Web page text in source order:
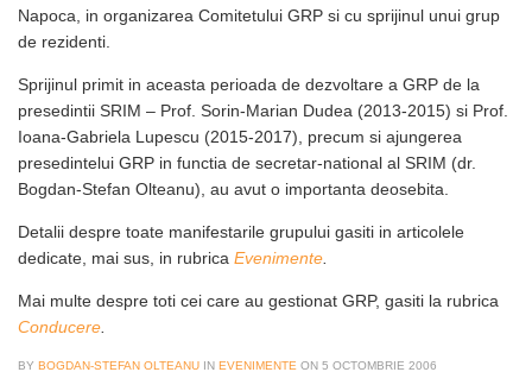
Napoca, in organizarea Comitetului GRP si cu sprijinul unui grup
de rezidenti.
Sprijinul primit in aceasta perioada de dezvoltare a GRP de la
presedintii SRIM – Prof. Sorin-Marian Dudea (2013-2015) si Prof.
Ioana-Gabriela Lupescu (2015-2017), precum si ajungerea
presedintelui GRP in functia de secretar-national al SRIM (dr.
Bogdan-Stefan Olteanu), au avut o importanta deosebita.
Detalii despre toate manifestarile grupului gasiti in articolele
dedicate, mai sus, in rubrica Evenimente
Mai multe despre toti cei care au gestionat GRP, gasiti la rubrica
Conducere
BY BOGDAN-STEFAN OLTEANU IN EVENIMENTE ON 5 OCTOMBRIE 2006